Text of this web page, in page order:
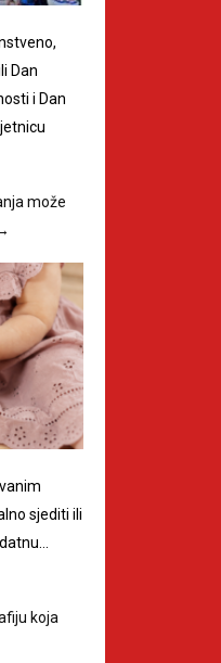
Dan
i Dan
može
sjediti ili
koja